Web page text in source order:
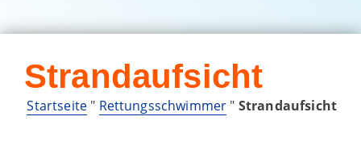
Strandaufsicht
Startseite " Rettungsschwimmer " Strandaufsicht